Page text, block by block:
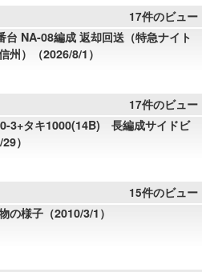
17件のビュー
台 NA-08編成 返却回送（特急ナイト
州）（2026/8/1）
17件のビュー
3+タキ1000(14B) 長編成サイドビ
）
15件のビュー
の様子（2010/3/1）